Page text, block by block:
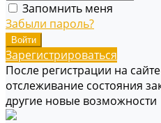
Запомнить меня
Забыли пароль?
Зарегистрироваться
После регистрации на
отслеживание состояния
другие новые возможности